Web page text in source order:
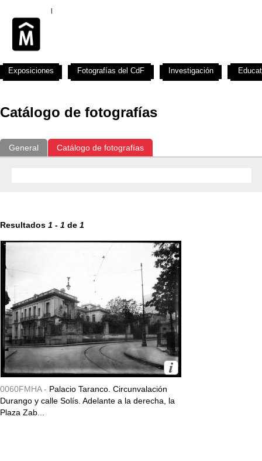
Catálogo de fotografías
General Catálogo de fotografías
Resultados 1 - 1 de 1
0060FMHA - Palacio Taranco. Circunvalación
Durango y calle Solís. Adelante a la derecha, la
Plaza Zab...
Exposiciones Fotografías del CdF Investigación